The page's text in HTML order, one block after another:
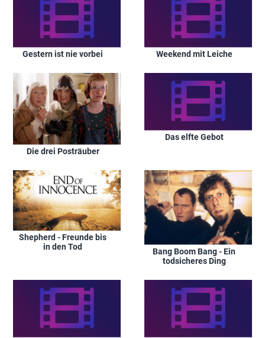
Gestern ist nie vorbei Weekend mit Leiche
Die drei Posträuber
Das elfte Gebot
Shepherd - Freunde bis
in den Tod
Bang Boom Bang - Ein
todsicheres Ding